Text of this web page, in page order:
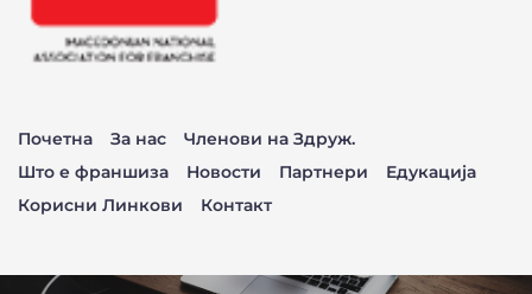
Почетна За нас
Членови на Здруж.
Што е франшиза
Новости Партнери
Едукација
Корисни Линкови
Контакт